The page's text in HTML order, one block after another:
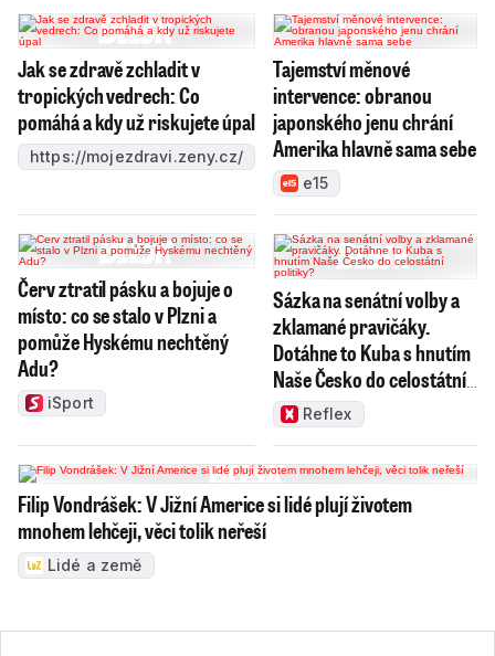
Jak se zdravě zchladit v
tropických vedrech: Co
pomáhá a kdy už riskujete úpal
https://mojezdravi.zeny.cz/
Tajemství měnové
intervence: obranou
japonského jenu chrání
Amerika hlavně sama sebe
e15
Červ ztratil pásku a bojuje o
místo: co se stalo v Plzni a
pomůže Hyskému nechtěný
Adu?
iSport
Sázka na senátní volby a
zklamané pravičáky.
Dotáhne to Kuba s hnutím
Naše Česko do celostátní
politiky?
Reflex
Filip Vondrášek: V Jižní Americe si lidé plují životem
mnohem lehčeji, věci tolik neřeší
Lidé a země